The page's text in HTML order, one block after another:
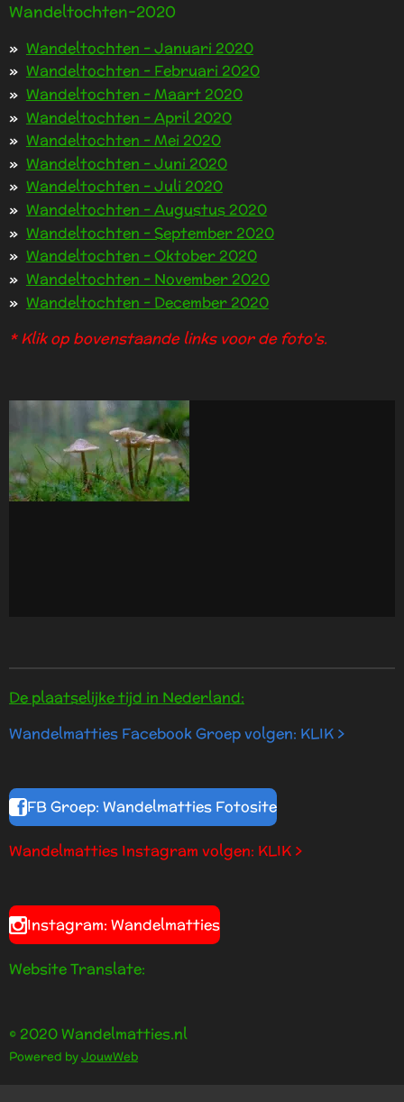
Wandeltochten-2020
Wandeltochten - Januari 2020
Wandeltochten - Februari 2020
Wandeltochten - Maart 2020
Wandeltochten - April 2020
Wandeltochten - Mei 2020
Wandeltochten - Juni 2020
Wandeltochten - Juli 2020
Wandeltochten - Augustus 2020
Wandeltochten - September 2020
Wandeltochten - Oktober 2020
Wandeltochten - November 2020
Wandeltochten - December 2020
* Klik op bovenstaande links voor de foto's.
De plaatselijke tijd in Nederland:
Wandelmatties Facebook Groep volgen: KLIK >
FB Groep: Wandelmatties Fotosite
Wandelmatties Instagram volgen: KLIK >
Instagram: Wandelmatties
Website Translate:
© 2020 Wandelmatties.nl
Powered byJouwWeb